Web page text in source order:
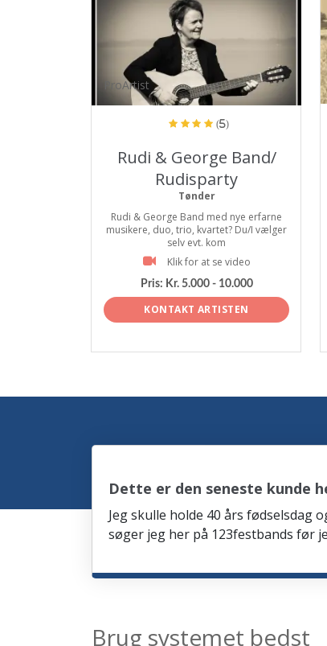
ProArtist
(5)
Rudi & George Band/
Rudisparty
Tønder
Rudi & George Band med nye erfarne
musikere, duo, trio, kvartet? Du/I vælger
selv evt. kom
Klik for at se video
Pris: Kr. 5.000 - 10.000
KONTAKT ARTISTEN
Dette er den seneste kunde
Jeg skulle holde 40 års fødselsdag
søger jeg her på 123festbands før
Brug systemet bedst